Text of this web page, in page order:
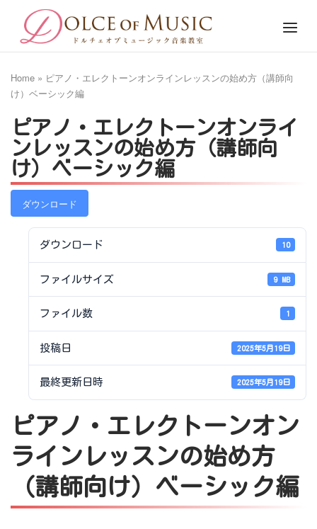
content
Home
Menu
Home » ピアノ・エレクトーンオンラインレッスンの始め方（講師向
け）ベーシック編
ピアノ・エレクトーンオンライ
ンレッスンの始め方（講師向
け）ベーシック編
ダウンロード
ダウンロード 10
ファイルサイズ 9 MB
ファイル数 1
投稿日 2025年5月19日
最終更新日時 2025年5月19日
ピアノ・エレクトーンオン
ラインレッスンの始め方
（講師向け）ベーシック編